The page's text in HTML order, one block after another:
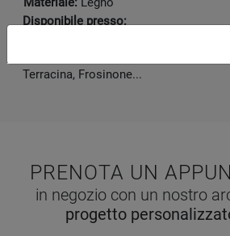
Disponibile presso:
Terracina, Frosinone...
PRENOTA UN
in negozio con un nostro
progetto